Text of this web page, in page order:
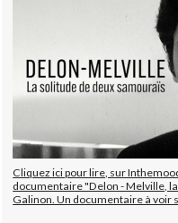
Cliquez ici pour lire, sur
documentaire "Delon - Melville,
Galinon. Un documentaire à voir